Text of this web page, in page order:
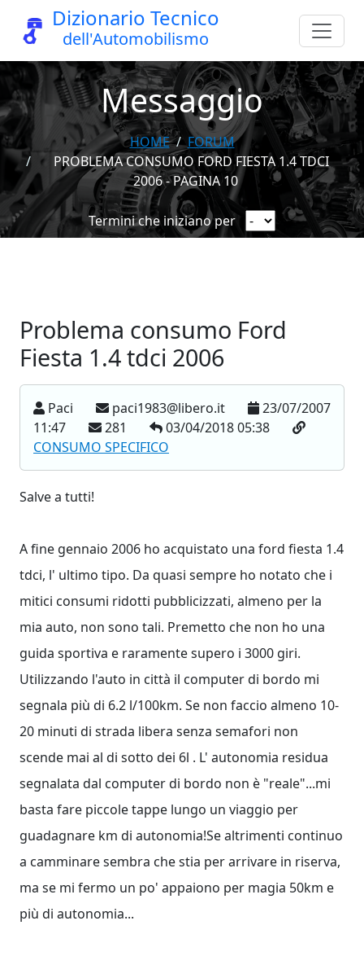
Dizionario Tecnico
dell'Automobilismo
Messaggio
HOME
FORUM
PROBLEMA CONSUMO FORD FIESTA 1.4 TDCI
2006 - PAGINA 10
Termini che iniziano per
Problema consumo Ford
Fiesta 1.4 tdci 2006
Paci paci1983@libero.it
23/07/2007
11:47
281
03/04/2018 05:38
CONSUMO SPECIFICO
Salve a tutti!
A fine gennaio 2006 ho acquistato una ford fiesta 1.4
tdci, l' ultimo tipo. Da quasi sempre ho notato che i
mitici consumi ridotti pubblicizzati, almeno per la
mia auto, non sono tali. Premetto che non ho una
guida sportiva e raramente supero i 3000 giri.
Utilizzando l'auto in città il computer di bordo mi
segnala più di 6.2 l/100km. Se non faccio almeno 10-
20 minuti di strada libera senza semafori non
scende mai al di sotto dei 6l . L' autonomia residua
segnalata dal computer di bordo non è "reale"...mi
basta fare piccole tappe lungo un viaggio per
guadagnare km di autonomia!Se altrimenti continuo
a camminare sembra che stia per arrivare in riserva,
ma se mi fermo un po' appaiono per magia 50km e
più di autonomia...